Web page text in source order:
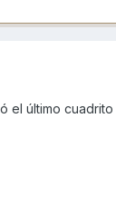
el último